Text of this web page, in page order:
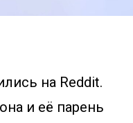
на Reddit.
и её парень